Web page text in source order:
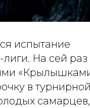
испытание
На сей раз
в турнирной